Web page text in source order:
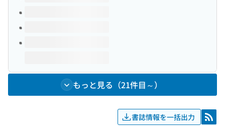
もっと見る（21件目～）
書誌情報を一括出力 RSS